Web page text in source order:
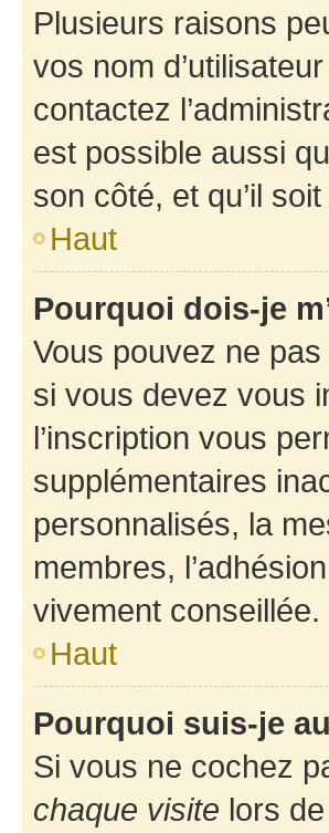
Plusieurs raisons
vos nom
contactez
est possible aussi
son côté, et qu’il
Haut
Pourquoi dois-je
Vous pouvez ne
si vous devez vous
l’inscription vous
supplémentaires
personnalisés, la
membres,
vivement conseillée.
Haut
Pourquoi suis-je
Si vous ne cochez
chaque visite lors